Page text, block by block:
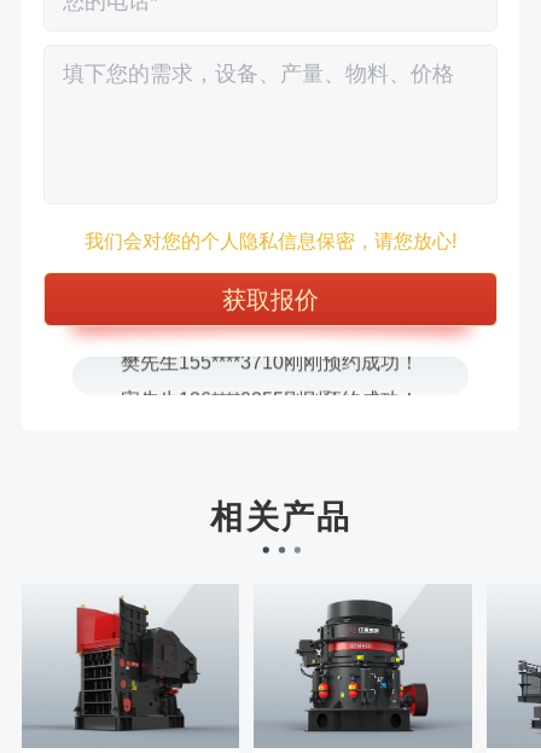
我们会对您的个人隐私信息保密，请您放心!
方先生150****5692刚刚预约成功！
樊先生155****3710刚刚预约成功！
宋先生136****0355刚刚预约成功！
相关产品